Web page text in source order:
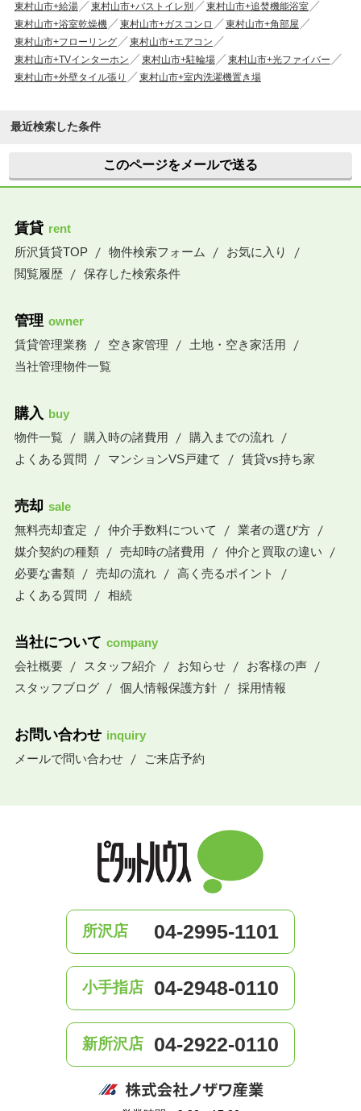
東村山市+給湯 東村山市+バストイレ別
東村山市+追焚機能浴室
東村山市+浴室乾燥機
東村山市+ガスコンロ
東村山市+角部屋
東村山市+フローリング
東村山市+エアコン
東村山市+TVインターホン
東村山市+駐輪場
東村山市+光ファイバー
東村山市+外壁タイル張り
東村山市+室内洗濯機置き場
最近検索した条件
このページをメールで送る
賃貸 rent
所沢賃貸TOP
物件検索フォーム
お気に入り
閲覧履歴
保存した検索条件
管理 owner
賃貸管理業務
空き家管理
土地・空き家活用
当社管理物件一覧
購入 buy
物件一覧
購入時の諸費用
購入までの流れ
よくある質問
マンションVS戸建て 賃貸vs持ち家
売却 sale
無料売却査定
仲介手数料について
業者の選び方
媒介契約の種類
売却時の諸費用
仲介と買取の違い
必要な書類
売却の流れ
高く売るポイント
よくある質問
相続
当社について company
会社概要
スタッフ紹介 お知らせ
お客様の声
スタッフブログ
個人情報保護方針 採用情報
お問い合わせ inquiry
メールで問い合わせ
ご来店予約
所沢店 04-2995-1101
小手指店 04-2948-0110
新所沢店 04-2922-0110